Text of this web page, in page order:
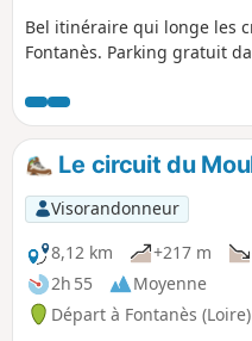
Bel itinéraire qui longe les
Fontanès. Parking gratuit
Le circuit du
Visorandonneur
8,12 km
+217 m
2h 55
Moyenne
Départ à Fontanès